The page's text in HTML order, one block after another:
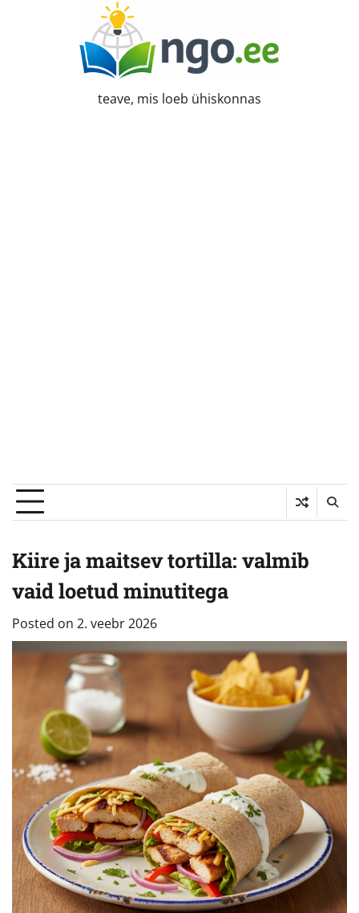
teave, mis loeb ühiskonnas
Kiire ja maitsev tortilla: valmib
vaid loetud minutitega
Posted on 2. veebr 2026